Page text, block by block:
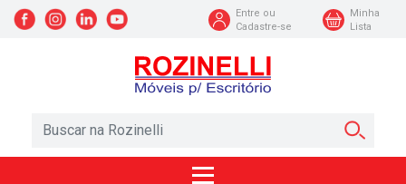
Entre ou
Cadastre-se
Minha
Lista